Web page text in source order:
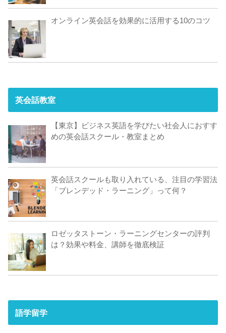
オンライン英会話を効果的に活用する10のコツ
英会話教室
【東京】ビジネス英語を学びたい社会人におすす
めの英会話スクール・教室まとめ
英会話スクールも取り入れている、注目の学習法
「ブレンデッド・ラーニング」って何？
ロゼッタストーン・ラーニングセンターの評判
は？効果や料金、講師を徹底検証
語学留学